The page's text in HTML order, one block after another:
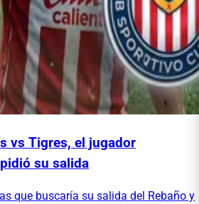
vs Tigres, el jugador
su salida
que buscaría su salida del Rebaño y